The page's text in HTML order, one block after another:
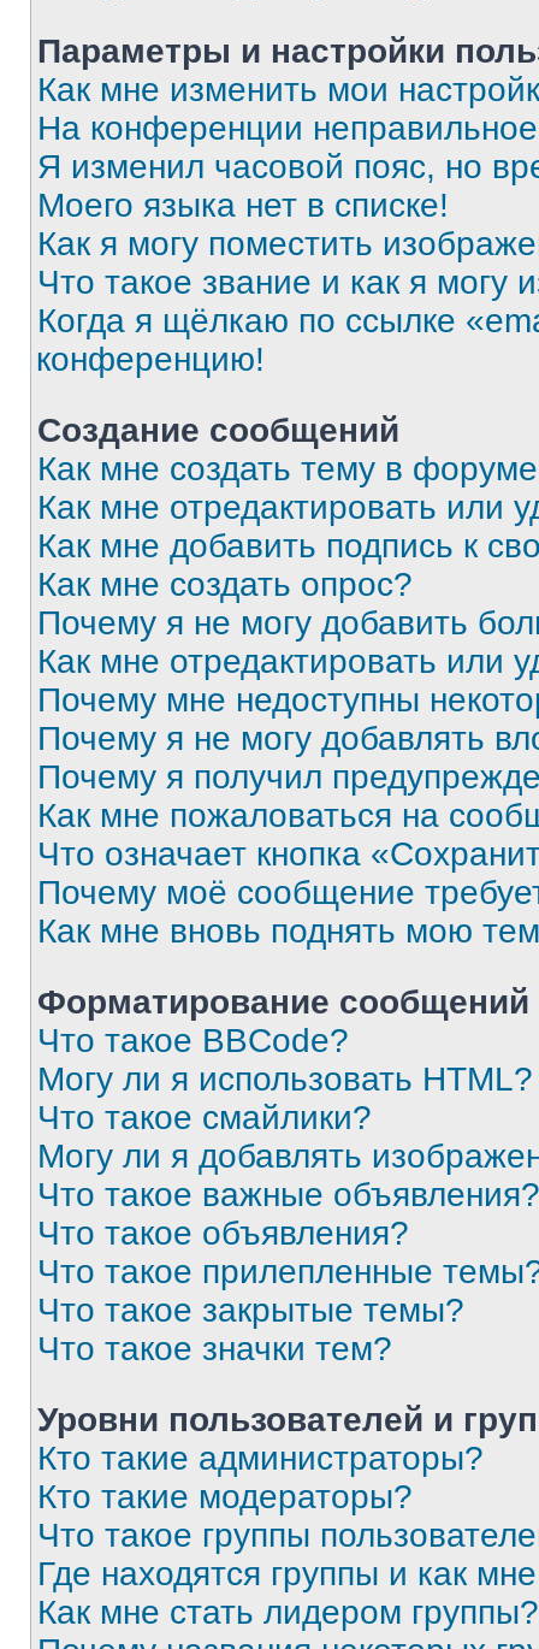
Параметры и настройки
Как мне изменить мои
На конференции
Я изменил часовой пояс, но
Моего языка нет в списке!
Как я могу поместить
Что такое звание и как я могу
Когда я щёлкаю по ссылке
конференцию!
Создание сообщений
Как мне создать тему в
Как мне отредактировать или
Как мне добавить подпись к
Как мне создать опрос?
Почему я не могу добавить
Как мне отредактировать или
Почему мне недоступны
Почему я не могу добавлять
Почему я получил
Как мне пожаловаться на
Что означает кнопка
Почему моё сообщение
Как мне вновь поднять мою
Форматирование
Что такое BBCode?
Могу ли я использовать HTML?
Что такое смайлики?
Могу ли я добавлять
Что такое важные объявления?
Что такое объявления?
Что такое прилепленные
Что такое закрытые темы?
Что такое значки тем?
Уровни пользователей и
Кто такие администраторы?
Кто такие модераторы?
Что такое группы
Где находятся группы и как
Как мне стать лидером группы?